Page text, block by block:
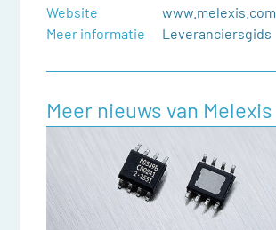
Website
www.melexis.com
Meer informatie
Leveranciersgids
Meer nieuws van Melexis